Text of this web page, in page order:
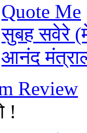
Quote Me
सुबह सवेरे
आनंद
Review
!